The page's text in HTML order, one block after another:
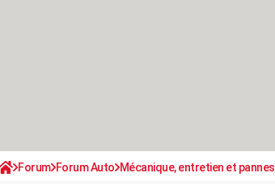
Forum Forum Auto Mécanique, entretien et pannes